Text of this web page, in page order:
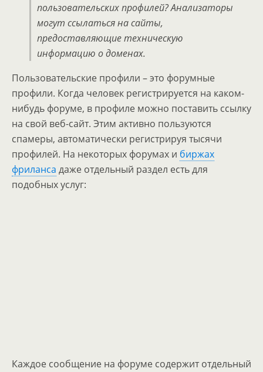
пользовательских профилей? Анализаторы
могут ссылаться на сайты,
предоставляющие техническую
информацию о доменах.
Пользовательские профили – это форумные
профили. Когда человек регистрируется на каком-
нибудь форуме, в профиле можно поставить ссылку
на свой веб-сайт. Этим активно пользуются
спамеры, автоматически регистрируя тысячи
профилей. На некоторых форумах и биржах
фриланса даже отдельный раздел есть для
подобных услуг:
Каждое сообщение на форуме содержит отдельный